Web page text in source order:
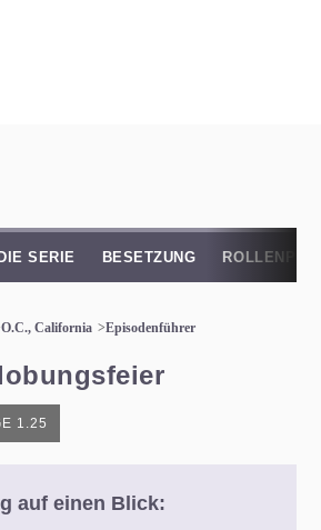
SERIE BESETZUNG
O.C., California Episodenführer
1.25
auf einen Blick: